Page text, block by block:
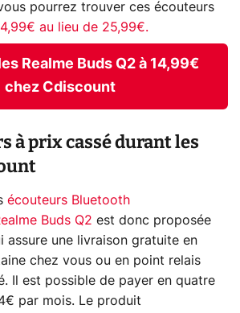
pourrez trouver ces écouteurs
au lieu de 25,99€.
Realme Buds Q2 à 14,99€
chez Cdiscount
à prix cassé durant les
écouteurs Bluetooth
Buds Q2 est donc proposée
assure une livraison gratuite en
chez vous ou en point relais
Il est possible de payer en quatre
par mois. Le produit